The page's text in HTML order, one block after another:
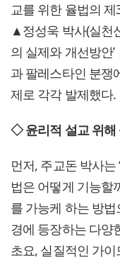
교를 위한 율법의 제
▲정성욱 박사(실천
의 실제와 개선방안
과 팔레스타인 분쟁
제로 각각 발제했다.
◇ 윤리적 설교 위해
먼저, 주교돈 박사는
법은 어떻게 기능할
를 가능케 하는 방법
경에 등장하는 다양
초요, 실질적인 가